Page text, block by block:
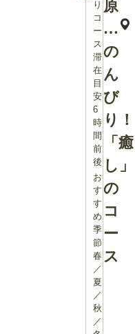
り
コ
ー
ス
滞
在
目
安：
6
時
間
前
後
お
す
す
め
季
節：
春
／
夏
／
秋
／
原
で
の
ん
び
り！
「癒
し」
の
コ
ー
ス